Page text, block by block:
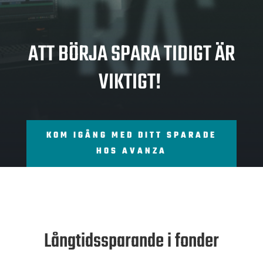
RA
ATT BÖRJA SPARA TIDIGT ÄR
VIKTIGT!
KOM IGÅNG MED DITT SPARADE
HOS AVANZA
Långtidssparande i fonder